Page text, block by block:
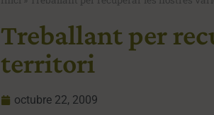
Treballant per
territori
octubre 22, 2009